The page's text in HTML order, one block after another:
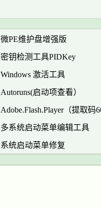
微PE维护盘增强版
密钥检测工具PIDKey
Windows 激活工具
Autoruns(启动项查看）
Adobe.Flash.Player（提取码
多系统启动菜单编辑工具
系统启动菜单修复